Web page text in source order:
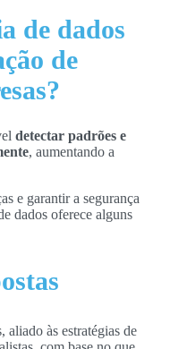
de dados
de
detectar padrões e
, aumentando a
e garantir a segurança
dados oferece alguns
aliado às estratégias de